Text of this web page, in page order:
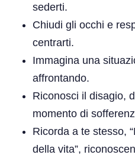
sederti.
Chiudi gli occhi e
centrarti.
Immagina una
affrontando.
Riconosci il disagio,
momento di
Ricorda a te stesso,
della vita”,